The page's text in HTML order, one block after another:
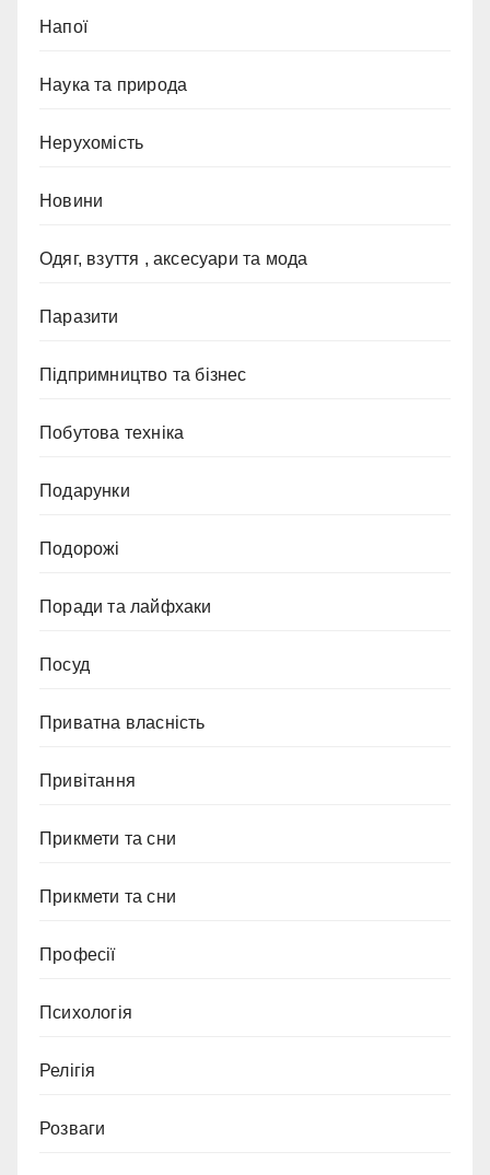
Напої
Наука та природа
Нерухомість
Новини
Одяг, взуття , аксесуари та мода
Паразити
Підпримництво та бізнес
Побутова техніка
Подарунки
Подорожі
Поради та лайфхаки
Посуд
Приватна власність
Привітання
Прикмети та сни
Прикмети та сни
Професії
Психологія
Релігія
Розваги